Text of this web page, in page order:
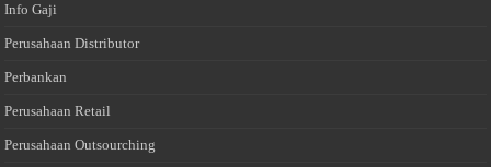
Info Gaji
Perusahaan Distributor
Perbankan
Perusahaan Retail
Perusahaan Outsourching